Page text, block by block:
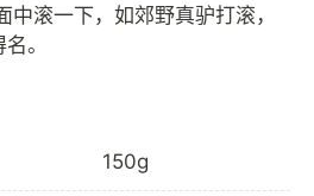
滚一下，如郊野真驴打滚，
150g